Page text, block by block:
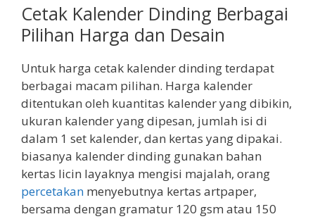
Cetak Kalender Dinding Berbagai
Pilihan Harga dan Desain
Untuk harga cetak kalender dinding terdapat
berbagai macam pilihan. Harga kalender
ditentukan oleh kuantitas kalender yang dibikin,
ukuran kalender yang dipesan, jumlah isi di
dalam 1 set kalender, dan kertas yang dipakai.
biasanya kalender dinding gunakan bahan
kertas licin layaknya mengisi majalah, orang
percetakan menyebutnya kertas artpaper,
bersama dengan gramatur 120 gsm atau 150